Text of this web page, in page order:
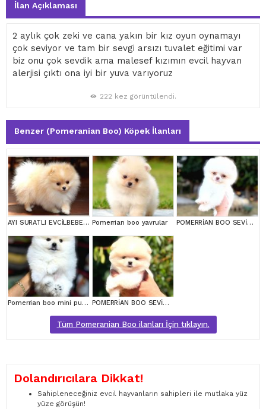
İlan Açıklaması
2 aylık çok zeki ve cana yakın bir kız oyun oynamayı
çok seviyor ve tam bir sevgi arsızı tuvalet eğitimi var
biz onu çok sevdik ama malesef kızımın evcil hayvan
alerjisi çıktı ona iyi bir yuva varıyoruz
222 kez görüntülendi.
Benzer (Pomeranian Boo) Köpek İlanları
AYI SURATLI EVCİLBEBEKLER MİNİ PUPPY BOY POMERRİAN BOO Pomerrian boo yavrular POMERRİAN BOO SEVİMLİ YAVRULAR
Pomerrian boo mini puppy boy POMERRİAN BOO SEVİMLİ YAVRULAR
Tüm Pomeranian Boo ilanları İçin tıklayın.
Dolandırıcılara Dikkat!
Sahipleneceğiniz evcil hayvanların sahipleri ile mutlaka yüz
yüze görüşün!